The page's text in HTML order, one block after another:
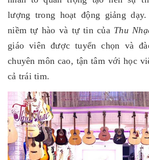
lượng trong hoạt động giảng
niềm tự hào và tự tin của Thu
giáo viên được tuyển chọn và
chuyên môn cao, tận tâm với học
cả trái tim.